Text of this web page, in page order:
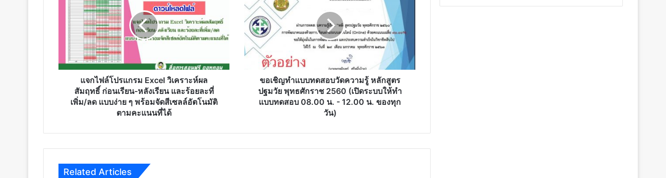
โปรแกรม
Excel
วิเคราะห์
สัมฤทธิ์
ก่อน
เรียน-
ลด
ง่าย
แจกไฟล์โปรแกรม Excel วิเคราะห์ผล
สัมฤทธิ์ ก่อนเรียน-หลังเรียน และร้อยละที่
เพิ่ม/ลด แบบง่าย ๆ พร้อมจัดสีเซลล์อัตโนมัติ
ตามคะแนนที่ได้
ทำ
แบบ
ทดสอบ
วัด
ความ
รู้
หลักสูตร
ปฐมวัย
พุทธศักราช
2560
แบบ
ขอเชิญทำแบบทดสอบวัดความรู้ หลักสูตร
ปฐมวัย พุทธศักราช 2560 (เปิดระบบให้ทำ
แบบทดสอบ 08.00 น. - 12.00 น. ของทุก
วัน)
Related Articles